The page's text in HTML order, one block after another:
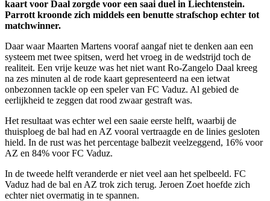
kaart voor Daal zorgde voor een saai duel in Liechtenstein.
Parrott kroonde zich middels een benutte strafschop echter tot
matchwinner.
Daar waar Maarten Martens vooraf aangaf niet te denken aan een
systeem met twee spitsen, werd het vroeg in de wedstrijd toch de
realiteit. Een vrije keuze was het niet want Ro-Zangelo Daal kreeg
na zes minuten al de rode kaart gepresenteerd na een ietwat
onbezonnen tackle op een speler van FC Vaduz. Al gebied de
eerlijkheid te zeggen dat rood zwaar gestraft was.
Het resultaat was echter wel een saaie eerste helft, waarbij de
thuisploeg de bal had en AZ vooral vertraagde en de linies gesloten
hield. In de rust was het percentage balbezit veelzeggend, 16% voor
AZ en 84% voor FC Vaduz.
In de tweede helft veranderde er niet veel aan het spelbeeld. FC
Vaduz had de bal en AZ trok zich terug. Jeroen Zoet hoefde zich
echter niet overmatig in te spannen.